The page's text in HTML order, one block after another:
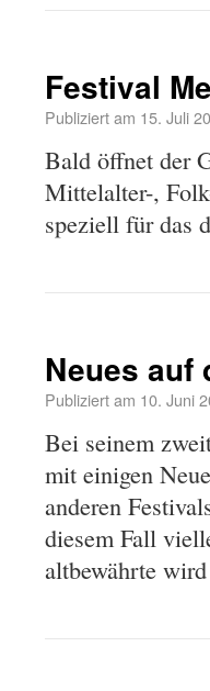
Festival
Publiziert am 15. Juli
Bald öffnet der
Mittelalter-,
speziell für das
Neues auf
Publiziert am 10. Juni
Bei seinem
mit einigen
anderen
diesem Fall
altbewährte